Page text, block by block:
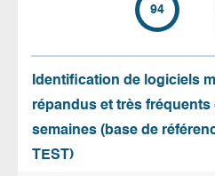
94
Identification de logiciels
répandus et très fréquents
semaines (base de
TEST)